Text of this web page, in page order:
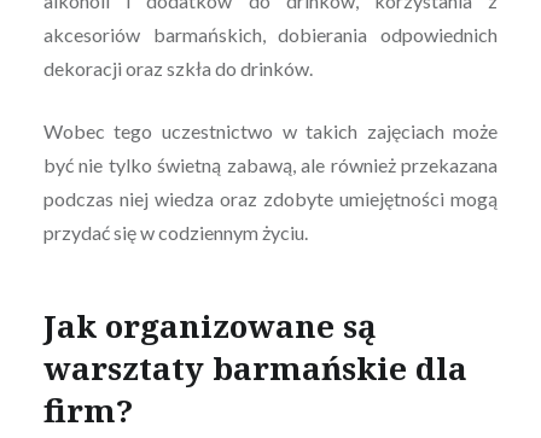
akcesoriów barmańskich, dobierania odpowiednich
dekoracji oraz szkła do drinków.
Wobec tego uczestnictwo w takich zajęciach może
być nie tylko świetną zabawą, ale również przekazana
podczas niej wiedza oraz zdobyte umiejętności mogą
przydać się w codziennym życiu.
Jak organizowane są
warsztaty barmańskie dla
firm?